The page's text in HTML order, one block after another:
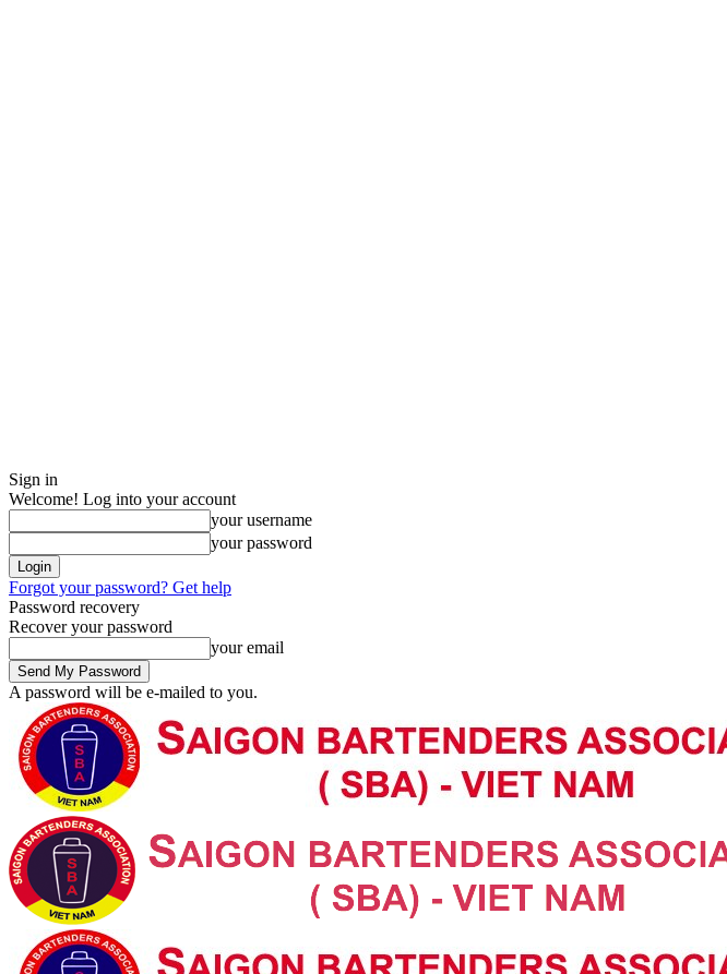
Sign in
Welcome! Log into your account
your username
your password
Forgot your password? Get help
Password recovery
Recover your password
your email
A password will be e-mailed to you.